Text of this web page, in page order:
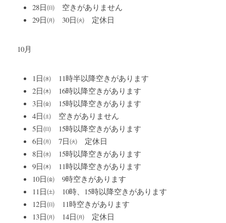
28日㈰　空きがありません
29日㈪　30日㈫　定休日
10月
1日㈬　11時半以降空きがあります
2日㈭　16時以降空きがあります
3日㈮　15時以降空きがあります
4日㈯　空きがありません
5日㈰　15時以降空きがあります
6日㈪　7日㈫　定休日
8日㈬　15時以降空きがあります
9日㈭　11時以降空きがあります
10日㈮　9時空きがあります
11日㈯　10時、15時以降空きがあります
12日㈰　11時空きがあります
13日㈪　14日㈪　定休日